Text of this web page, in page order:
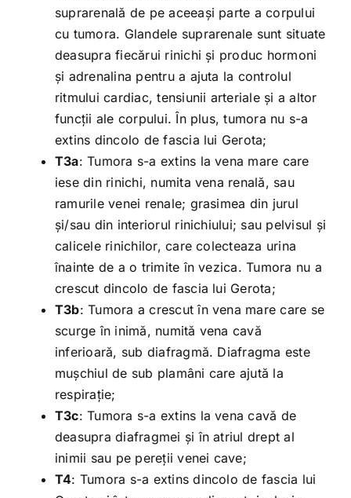
suprarenală de pe aceeași parte a corpului
cu tumora. Glandele suprarenale sunt situate
deasupra fiecărui rinichi și produc hormoni
și adrenalina pentru a ajuta la controlul
ritmului cardiac, tensiunii arteriale și a altor
funcții ale corpului. În plus, tumora nu s-a
extins dincolo de fascia lui Gerota;
T3a: Tumora s-a extins la vena mare care
iese din rinichi, numita vena renală, sau
ramurile venei renale; grasimea din jurul
și/sau din interiorul rinichiului; sau pelvisul și
calicele rinichilor, care colecteaza urina
înainte de a o trimite în vezica. Tumora nu a
crescut dincolo de fascia lui Gerota;
T3b: Tumora a crescut în vena mare care se
scurge în inimă, numită vena cavă
inferioară, sub diafragmă. Diafragma este
mușchiul de sub plamâni care ajută la
respirație;
T3c: Tumora s-a extins la vena cavă de
deasupra diafragmei și în atriul drept al
inimii sau pe pereții venei cave;
T4: Tumora s-a extins dincolo de fascia lui